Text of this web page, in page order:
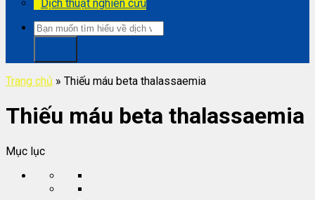
Dịch thuật nghiên cứu
Trang chủ » Thiếu máu beta thalassaemia
Thiếu máu beta thalassaemia
Mục lục